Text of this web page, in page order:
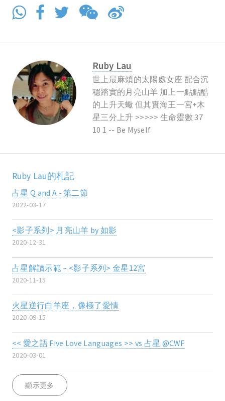
Ruby Lau
世上最麻煩的太陽處女座 配合沉
穩踏實的月亮山羊 加上一點點酷
的上升天蠍 但其實海王一宮+木
星三分上升 >>>>> 生命靈數 37
10 1 -- Be Myself
Ruby Lau的札記
占星 Q and A - 第二節
2022-03-17
<影子系列> 月亮山羊 by 如影
2020-12-31
占星解讀示範 ~ <影子系列> 金星12宮
2020-11-15
火星逆行白羊座，像極了愛情
2020-09-15
<< 愛之語 Five Love Languages >> vs 占星 @CWF
2020-03-01
顯示更多